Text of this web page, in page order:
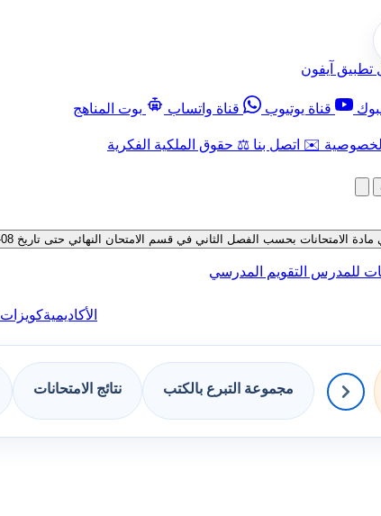
تطبيق آيفون
قناة يوتيوب قناة واتساب
بوت المناهج
✉️ اتصل بنا ⚖️ حقوق الملكية الفكرية
الامتحانات بحسب الفصل الثاني في قسم الامتحان النهائي حتى تاريخ 08-08-2026
للمدرس التقويم المدرسي
الأكاديميةكويزات
مجموعة التبرع بالكتب نتائج الامتحانات